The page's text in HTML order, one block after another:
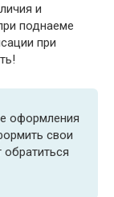
и
поднаеме
при
оформления
свои